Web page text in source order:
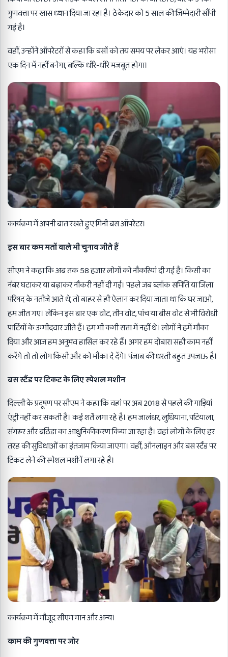
गुणवत्ता पर खास ध्यान दिया जा रहा है। ठेकेदार को 5 साल की जिम्मेदारी सौंपी
गई है।
वहीं, उन्होंने ऑपरेटरों से कहा कि बसों को तय समय पर लेकर आएं। यह भरोसा
एक दिन में नहीं बनेगा, बल्कि धीरे-धीरे मजबूत होगा।
कार्यक्रम में अपनी बात रखते हुए मिनी बस ऑपरेटर।
इस बार कम मतों वाले भी चुनाव जीते हैं
सीएम ने कहा कि अब तक 58 हजार लोगों को नौकरियां दी गई हैं। किसी का
नंबर घटाकर या बढ़ाकर नौकरी नहीं दी गई। पहले जब ब्लॉक समिति या जिला
परिषद के नतीजे आते थे, तो बाहर से ही ऐलान कर दिया जाता था कि घर जाओ,
हम जीत गए। लेकिन इस बार एक वोट, तीन वोट, पांच या बीस वोट से भी विरोधी
पार्टियों के उम्मीदवार जीते हैं। हम भी कभी सत्ता में नहीं थे। लोगों ने हमें मौका
दिया और आज हम अनुभव हासिल कर रहे हैं। अगर हम दोबारा सही काम नहीं
करेंगे तो तो लोग किसी और को मौका दे देंगे। पंजाब की धरती बहुत उपजाऊ है।
बस स्टैंड पर टिकट के लिए स्पेशल मशीन
दिल्ली के प्रदूषण पर सीएम ने कहा कि वहां पर अब 2018 से पहले की गाड़ियां
एंट्री नहीं कर सकती हैं। कई शर्तें लगा रहे है। हम जालंधर, लुधियाना, पटियाला,
संगरूर और बठिंडा का आधुनिकीकरण किया जा रहा है। वहां लोगों के लिए हर
तरह की सुविधाओं का इंतजाम किया जाएगा। वहीं, ऑनलाइन और बस स्टैंड पर
टिकट लेने की स्पेशल मशीनें लगा रहे है।
कार्यक्रम में मौजूद सीएम मान और अन्य।
काम की गुणवत्ता पर जोर